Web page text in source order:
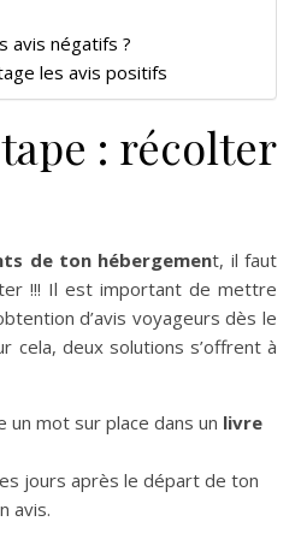
avis négatifs ?
les avis positifs
: récolter
de ton hébergement, il faut
!!! Il est important de mettre
d’avis voyageurs dès le
cela, deux solutions s’offrent à
mot sur place dans un livre
jours après le départ de ton
avis.